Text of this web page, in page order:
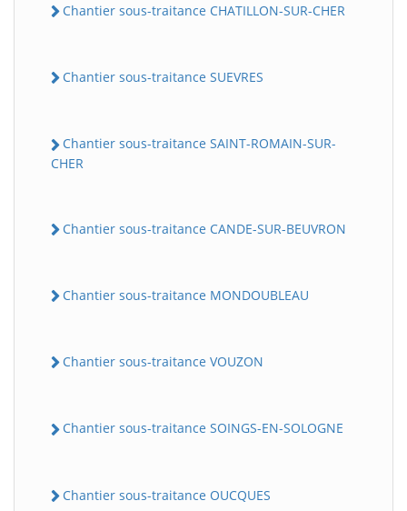
Chantier sous-traitance CHATILLON-SUR-CHER
Chantier sous-traitance SUEVRES
Chantier sous-traitance SAINT-ROMAIN-SUR-
CHER
Chantier sous-traitance CANDE-SUR-BEUVRON
Chantier sous-traitance MONDOUBLEAU
Chantier sous-traitance VOUZON
Chantier sous-traitance SOINGS-EN-SOLOGNE
Chantier sous-traitance OUCQUES